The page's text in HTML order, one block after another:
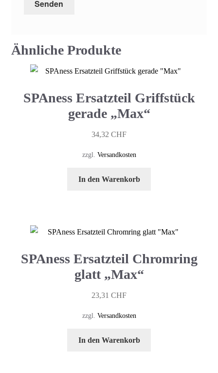
Ähnliche Produkte
SPAness Ersatzteil Griffstück
gerade „Max“
34,32 CHF
zzgl. Versandkosten
In den Warenkorb
SPAness Ersatzteil Chromring
glatt „Max“
23,31 CHF
zzgl. Versandkosten
In den Warenkorb